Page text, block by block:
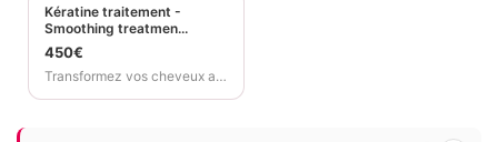
Kératine traitement -
Smoothing treatmen...
450€
Transformez vos cheveux avec notre traitement à la kératine,...